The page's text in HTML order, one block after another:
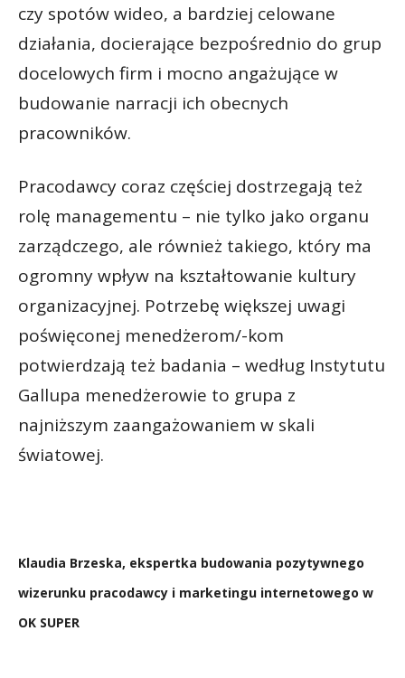
czy spotów wideo, a bardziej celowane
działania, docierające bezpośrednio do grup
docelowych firm i mocno angażujące w
budowanie narracji ich obecnych
pracowników.
Pracodawcy coraz częściej dostrzegają też
rolę managementu – nie tylko jako organu
zarządczego, ale również takiego, który ma
ogromny wpływ na kształtowanie kultury
organizacyjnej. Potrzebę większej uwagi
poświęconej menedżerom/-kom
potwierdzają też badania – według Instytutu
Gallupa menedżerowie to grupa z
najniższym zaangażowaniem w skali
światowej.
Klaudia Brzeska, ekspertka budowania pozytywnego
wizerunku pracodawcy i marketingu internetowego w
OK SUPER